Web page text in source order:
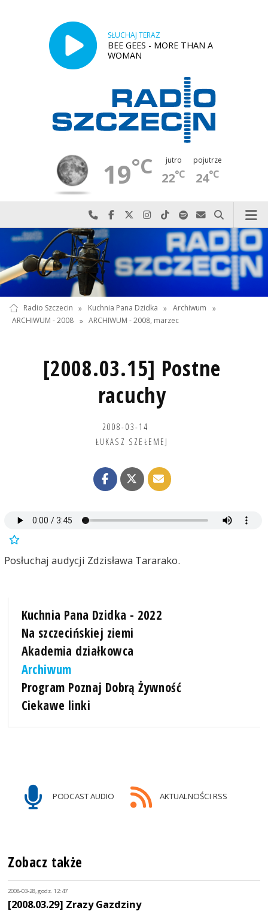
SŁUCHAJ TERAZ
BEE GEES - MORE THAN A
WOMAN
19°C jutro
22°C
pojutrze
24°C
Najlepiej po prostu do nas zadzwoń
Odwiedź nas na Facebook-u
Odwiedź nas na X
Odwiedź nas na Instagram-ie
Odwiedź nas na TikTok-u
Szukaj nas na Spotify
Wyślij do nas
Szukaj
Radio Szczecin » Kuchnia Pana Dzidka » Archiwum
»
ARCHIWUM - 2008 » ARCHIWUM - 2008, marzec
[2008.03.15] Postne
racuchy
2008-03-14
ŁUKASZ SZEŁEMEJ
Posłuchaj audycji Zdzisława Tararako.
Kuchnia Pana Dzidka - 2022
Na szczecińskiej ziemi
Akademia działkowca
Archiwum
Program Poznaj Dobrą Żywność
Ciekawe linki
PODCAST AUDIO AKTUALNOŚCI RSS
Zobacz także
2008-03-28, godz. 12:47
[2008.03.29] Zrazy Gazdziny